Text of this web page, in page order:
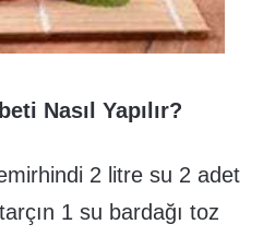
Nasıl Yapılır?
2 litre su 2 adet
1 su bardağı toz